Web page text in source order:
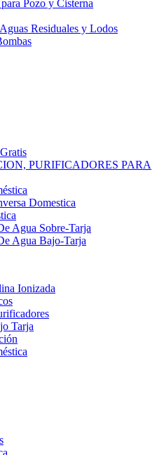
Pozo y Cisterna
Residuales y Lodos
PURIFICADORES PARA
Domestica
Agua Sobre-Tarja
Agua Bajo-Tarja
Ionizada
Tarja